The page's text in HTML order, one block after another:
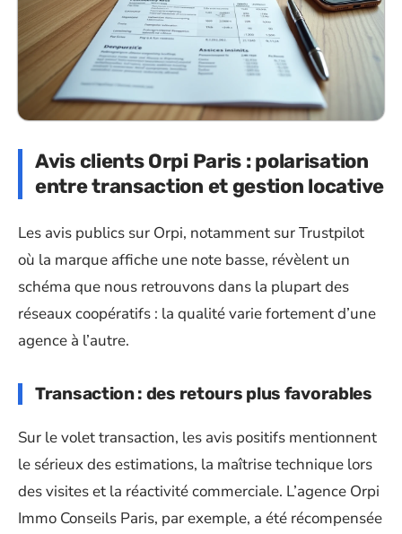
Avis clients Orpi Paris : polarisation
entre transaction et gestion locative
Les avis publics sur Orpi, notamment sur Trustpilot
où la marque affiche une note basse, révèlent un
schéma que nous retrouvons dans la plupart des
réseaux coopératifs : la qualité varie fortement d’une
agence à l’autre.
Transaction : des retours plus favorables
Sur le volet transaction, les avis positifs mentionnent
le sérieux des estimations, la maîtrise technique lors
des visites et la réactivité commerciale. L’agence Orpi
Immo Conseils Paris, par exemple, a été récompensée